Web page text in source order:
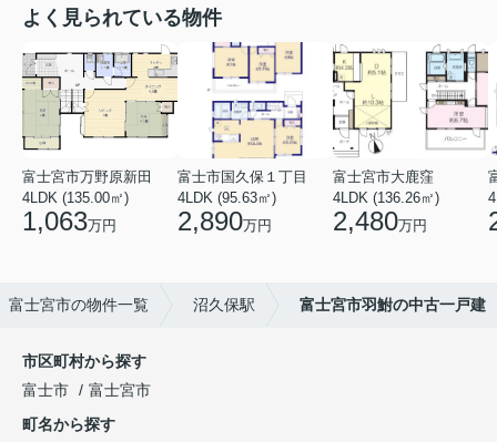
よく見られている物件
富士宮市万野原新田
4LDK (135.00㎡)
1,063万円
富士市国久保１丁目
4LDK (95.63㎡)
2,890万円
富士宮市大鹿窪
4LDK (136.26㎡)
2,480万円
富士宮市の物件一覧 沼久保駅 富士宮市羽鮒の中古一戸建
市区町村から探す
富士市
富士宮市
町名から探す